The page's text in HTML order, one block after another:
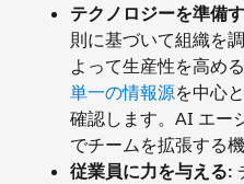
テクノロジーを準備
則に基づいて組織を調
よって生産性を高め
単一の情報源を中心
確認します。AI エー
でチームを拡張する
従業員に力を与える: